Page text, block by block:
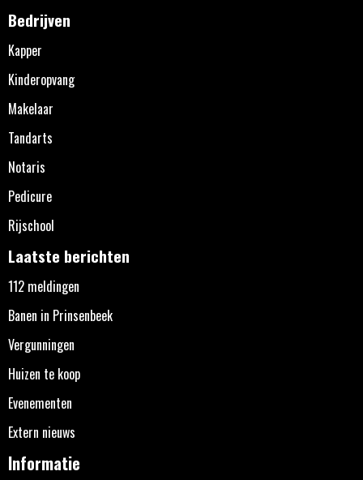
Bedrijven
Kapper
Kinderopvang
Makelaar
Tandarts
Notaris
Pedicure
Rijschool
Laatste berichten
112 meldingen
Banen in Prinsenbeek
Vergunningen
Huizen te koop
Evenementen
Extern nieuws
Informatie